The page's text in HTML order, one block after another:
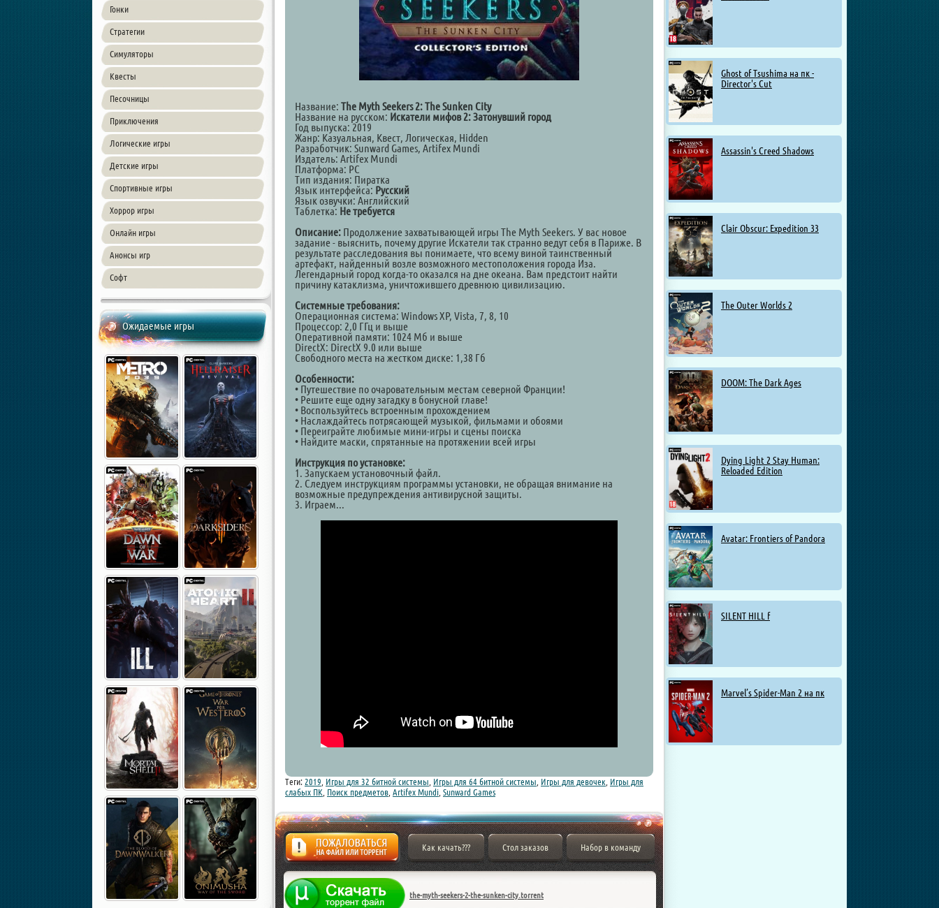
Гонки
Стратегии
Симуляторы
Квесты
Песочницы
Приключения
Логические игры
Детские игры
Спортивные игры
Хоррор игры
Онлайн игры
Анонсы игр
Софт
Ожидаемые игры
Ghost of Tsushima на пк -
Director's Cut
Assassin's Creed Shadows
Clair Obscur: Expedition 33
The Outer Worlds 2
DOOM: The Dark Ages
Dying Light 2 Stay Human:
Reloaded Edition
Avatar: Frontiers of Pandora
SILENT HILL f
Marvel’s Spider-Man 2 на пк
Название: The Myth Seekers 2: The Sunken City
Название на русском: Искатели мифов 2: Затонувший город
Год выпуска: 2019
Жанр: Казуальная, Квест, Логическая, Hidden
Разработчик: Sunward Games, Artifex Mundi
Издатель: Artifex Mundi
Платформа: PC
Тип издания: Пиратка
Язык интерфейса: Русский
Язык озвучки: Английский
Таблетка: Не требуется
Описание: Продолжение захватывающей игры The Myth Seekers. У вас новое
задание - выяснить, почему другие Искатели так странно ведут себя в Париже. В
результате расследования вы понимаете, что всему виной таинственный
артефакт, найденный возле возможного местоположения города Иза.
Легендарный город когда-то оказался на дне океана. Вам предстоит найти
причину катаклизма, уничтожившего древнюю цивилизацию.
Системные требования:
Операционная система: Windows XP, Vista, 7, 8, 10
Процессор: 2,0 ГГц и выше
Оперативной памяти: 1024 Mб и выше
DirectX: DirectX 9.0 или выше
Свободного места на жестком диске: 1,38 Гб
Особенности:
• Путешествие по очаровательным местам северной Франции!
• Решите еще одну загадку в бонусной главе!
• Воспользуйтесь встроенным прохождением
• Наслаждайтесь потрясающей музыкой, фильмами и обоями
• Переиграйте любимые мини-игры и сцены поиска
• Найдите маски, спрятанные на протяжении всей игры
Инструкция по установке:
1. Запускаем установочный файл.
2. Следуем инструкциям программы установки, не обращая внимание на
возможные предупреждения антивирусной защиты.
3. Играем...
Теги: 2019 Игры для 32 битной системы Игры для 64 битной системы Игры для девочек Игры для
слабых ПК Поиск предметов Artifex Mundi Sunward Games
Жалоба
Как качать??? Стол заказов Набор в команду
the-myth-seekers-2-the-sunken-city.torrent